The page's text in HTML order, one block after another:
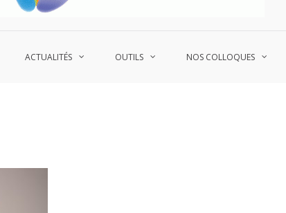
ACTUALITÉS OUTILS NOS COLLOQUES